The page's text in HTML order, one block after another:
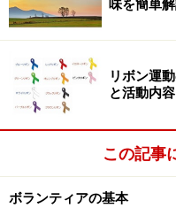
味を簡単
リボン運
と活動内
この記事
ボランティアの基本